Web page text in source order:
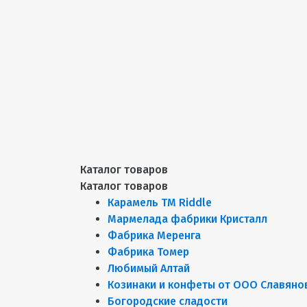
Каталог товаров
Каталог товаров
Карамель ТМ Riddle
Мармелада фабрики Кристалл
Фабрика Меренга
Фабрика Томер
Любимый Алтай
Козинаки и конфеты от ООО
Богородские сладости